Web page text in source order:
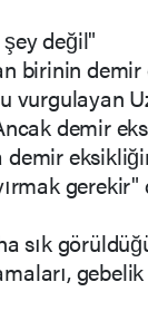
değil"
birinin demir
demir
gerekir"
sık